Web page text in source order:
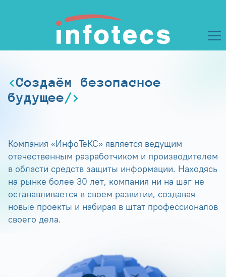
Создаём безопасное
будущее
Компания «ИнфоТеКС» является ведущим
отечественным разработчиком и производителем
в области средств защиты информации. Находясь
на рынке более 30 лет, компания ни на шаг не
останавливается в своем развитии, создавая
новые проекты и набирая в штат профессионалов
своего дела.